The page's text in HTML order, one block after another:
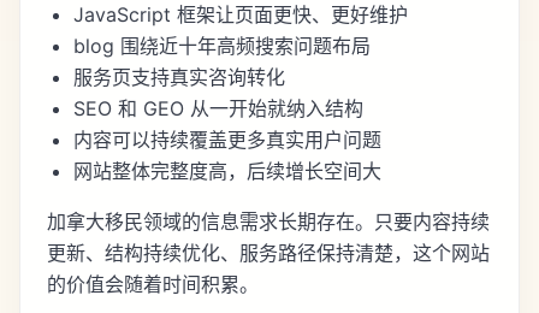
JavaScript 框架让页面更快、更好维护
blog 围绕近十年高频搜索问题布局
服务页支持真实咨询转化
SEO 和 GEO 从一开始就纳入结构
内容可以持续覆盖更多真实用户问题
网站整体完整度高，后续增长空间大
加拿大移民领域的信息需求长期存在。只要内容持续
更新、结构持续优化、服务路径保持清楚，这个网站
的价值会随着时间积累。